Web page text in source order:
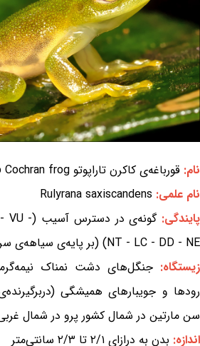
نام: قورباغه‌ی کاکرن تاراپوتو Tarapoto Cochran frog
نام علمی: Rulyrana saxiscandens
پایندگی:گونه‌ی در دسترس آسیب (EX - EW - CR -- VU -
NT - LC - DD - NE) (بر پایه‌ی سیاهه‌ی سرخ IUCN)
زیستگاه: جنگل‌های دشت نمناک
رودها و جویبارهای همیشگی
سن مارتین در شمال کشور پرو در شمال
اندازه: بدن به درازای ۲/۱ تا ۲/۳ سانتی‌متر